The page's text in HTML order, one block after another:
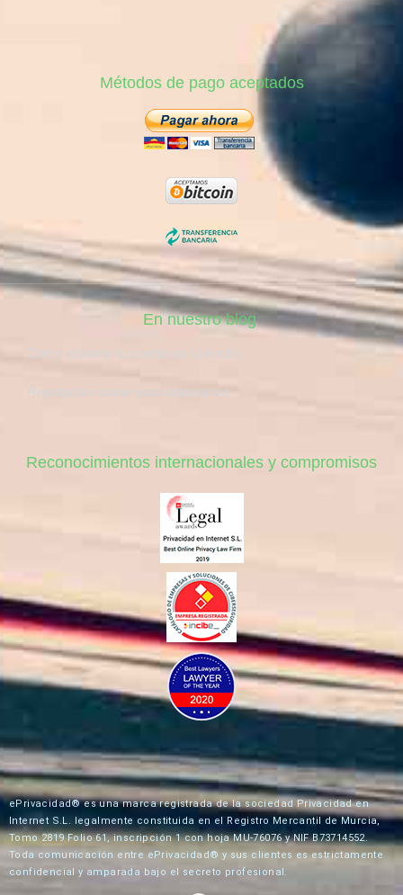
Métodos de pago aceptados
En nuestro blog
Reputación online para autónomos
Reconocimientos internacionales y compromisos
ePrivacidad® es una marca registrada de la sociedad Privacidad en
Internet S.L. legalmente constituida en el Registro Mercantil de Murcia,
Tomo 2819 Folio 61, inscripción 1 con hoja MU-76076 y NIF B73714552.
Toda comunicación entre ePrivacidad® y sus clientes es estrictamente
confidencial y amparada bajo el secreto profesional.